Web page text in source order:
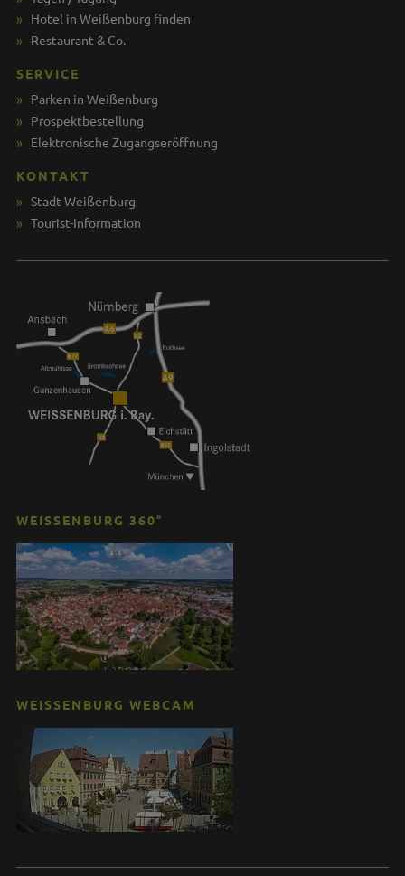
Hotel in Weißenburg finden
Restaurant & Co.
SERVICE
Parken in Weißenburg
Prospektbestellung
Elektronische Zugangseröffnung
KONTAKT
Stadt Weißenburg
Tourist-Information
WEISSENBURG 360°
WEISSENBURG WEBCAM